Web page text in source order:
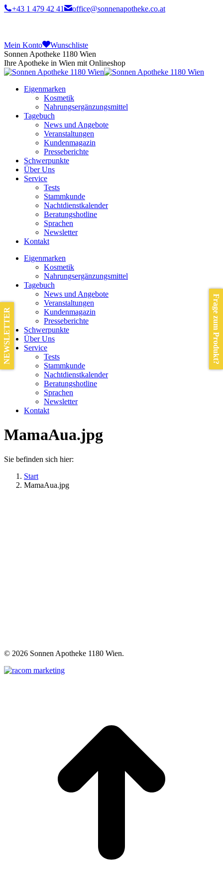
+43 1 479 42 41 office@sonnenapotheke.co.at
Mein Konto
Wunschliste
Sonnen Apotheke 1180 Wien
Ihre Apotheke in Wien mit Onlineshop
Eigenmarken
Kosmetik
Nahrungsergänzungsmittel
Tagebuch
News und Angebote
Veranstaltungen
Kundenmagazin
Presseberichte
Schwerpunkte
Über Uns
Service
Tests
Stammkunde
Nachtdienstkalender
Beratungshotline
Sprachen
Newsletter
Kontakt
Eigenmarken
Kosmetik
Nahrungsergänzungsmittel
Tagebuch
News und Angebote
Veranstaltungen
Kundenmagazin
Presseberichte
Schwerpunkte
Über Uns
Service
Tests
Stammkunde
Nachtdienstkalender
Beratungshotline
Sprachen
Newsletter
Kontakt
MamaAua.jpg
Sie befinden sich hier:
Start
MamaAua.jpg
© 2026 Sonnen Apotheke 1180 Wien.
Frage zum Produkt?
NEWSLETTER